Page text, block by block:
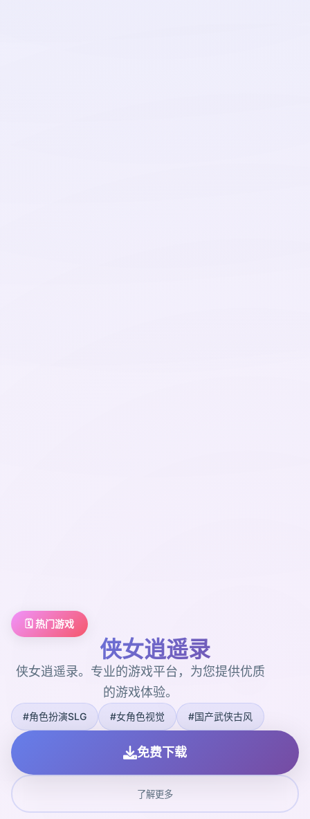
🗓️ 热门游戏
侠女逍遥录
侠女逍遥录。专业的游戏平台，为您提供优质
的游戏体验。
#角色扮演SLG #女角色视觉 #国产武侠古风
免费下载
了解更多